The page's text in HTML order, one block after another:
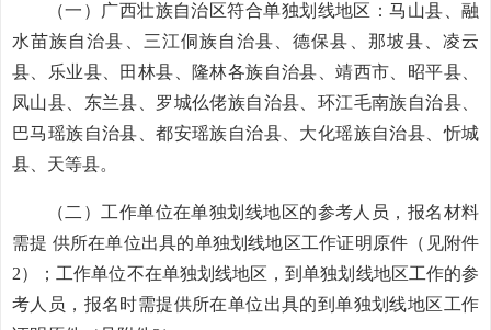
（一）广西壮族自治区符合单独划线地区：马山县、融
水苗族自治县、三江侗族自治县、德保县、那坡县、凌云
县、乐业县、田林县、隆林各族自治县、靖西市、昭平县、
凤山县、东兰县、罗城仫佬族自治县、环江毛南族自治县、
巴马瑶族自治县、都安瑶族自治县、大化瑶族自治县、忻城
县、天等县。
（二）工作单位在单独划线地区的参考人员，报名材料
需提 供所在单位出具的单独划线地区工作证明原件（见附件
2）；工作单位不在单独划线地区，到单独划线地区工作的参
考人员，报名时需提供所在单位出具的到单独划线地区工作